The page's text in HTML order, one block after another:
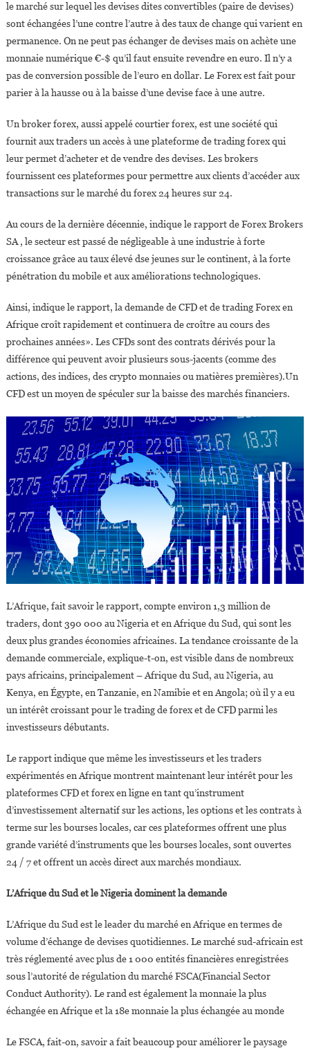
1,3
Million
De
Traders
le marché sur lequel les devises dites convertibles (paire de devises)
sont échangées l’une contre l’autre à des taux de change qui varient en
permanence. On ne peut pas échanger de devises mais on achète une
monnaie numérique €-$ qu’il faut ensuite revendre en euro. Il n’y a
pas de conversion possible de l’euro en dollar. Le Forex est fait pour
parier à la hausse ou à la baisse d’une devise face à une autre.
Un broker forex, aussi appelé courtier forex, est une société qui
fournit aux traders un accès à une plateforme de trading forex qui
leur permet d’acheter et de vendre des devises. Les brokers
fournissent ces plateformes pour permettre aux clients d’accéder aux
transactions sur le marché du forex 24 heures sur 24.
Au cours de la dernière décennie, indique le rapport de Forex Brokers
SA , le secteur est passé de négligeable à une industrie à forte
croissance grâce au taux élevé dse jeunes sur le continent, à la forte
pénétration du mobile et aux améliorations technologiques.
Ainsi, indique le rapport, la demande de CFD et de trading Forex en
Afrique croît rapidement et continuera de croître au cours des
prochaines années». Les CFDs sont des contrats dérivés pour la
différence qui peuvent avoir plusieurs sous-jacents (comme des
actions, des indices, des crypto monnaies ou matières premières).Un
CFD est un moyen de spéculer sur la baisse des marchés financiers.
L’Afrique, fait savoir le rapport, compte environ 1,3 million de
traders, dont 390 000 au Nigeria et en Afrique du Sud, qui sont les
deux plus grandes économies africaines. La tendance croissante de la
demande commerciale, explique-t-on, est visible dans de nombreux
pays africains, principalement – Afrique du Sud, au Nigeria, au
Kenya, en Égypte, en Tanzanie, en Namibie et en Angola; où il y a eu
un intérêt croissant pour le trading de forex et de CFD parmi les
investisseurs débutants.
Le rapport indique que même les investisseurs et les traders
expérimentés en Afrique montrent maintenant leur intérêt pour les
plateformes CFD et forex en ligne en tant qu’instrument
d’investissement alternatif sur les actions, les options et les contrats à
terme sur les bourses locales, car ces plateformes offrent une plus
grande variété d’instruments que les bourses locales, sont ouvertes
24 / 7 et offrent un accès direct aux marchés mondiaux.
L’Afrique du Sud et le Nigeria dominent la demande
L’Afrique du Sud est le leader du marché en Afrique en termes de
volume d’échange de devises quotidiennes. Le marché sud-africain est
très réglementé avec plus de 1 000 entités financières enregistrées
sous l’autorité de régulation du marché FSCA(Financial Sector
Conduct Authority). Le rand est également la monnaie la plus
échangée en Afrique et la 18e monnaie la plus échangée au monde
Le FSCA, fait-on, savoir a fait beaucoup pour améliorer le paysage